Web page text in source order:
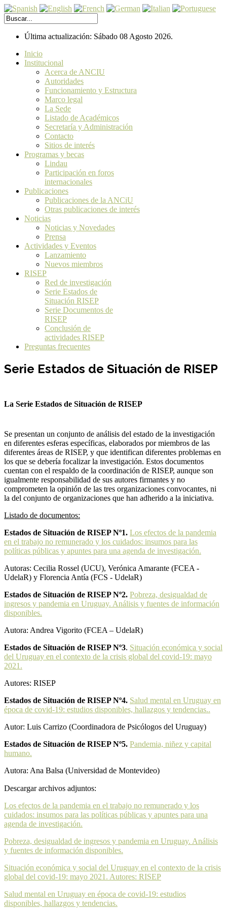
Última actualización: Sábado 08 Agosto 2026.
Inicio
Institucional
Acerca de ANCIU
Autoridades
Funcionamiento y Estructura
Marco legal
La Sede
Listado de Académicos
Secretaría y Administración
Contacto
Sitios de interés
Programas y becas
Lindau
Participación en foros
internacionales
Publicaciones
Publicaciones de la ANCiU
Otras publicaciones de interés
Noticias
Noticias y Novedades
Prensa
Actividades y Eventos
Lanzamiento
Nuevos miembros
RISEP
Red de investigación
Serie Estados de
Situación RISEP
Serie Documentos de
RISEP
Conclusión de
actividades RISEP
Preguntas frecuentes
Serie Estados de Situación de RISEP
La Serie Estados de Situación de RISEP
Se presentan un conjunto de análisis del estado de la investigación
en diferentes esferas específicas, elaborados por miembros de las
diferentes áreas de RISEP, y que identifican diferentes problemas en
los que se debería focalizar la investigación. Estos documentos
cuentan con el respaldo de la coordinación de RISEP, aunque son
igualmente responsabilidad de sus autores firmantes y no
comprometen la opinión de las tres organizaciones convocantes, ni
la del conjunto de organizaciones que han adherido a la iniciativa.
Listado de documentos:
Estados de Situación de RISEP Nº1. Los efectos de la pandemia
en el trabajo no remunerado y los cuidados: insumos para las
políticas públicas y apuntes para una agenda de investigación.
Autoras: Cecilia Rossel (UCU), Verónica Amarante (FCEA -
UdelaR) y Florencia Antía (FCS - UdelaR)
Estados de Situación de RISEP Nº2. Pobreza, desigualdad de
ingresos y pandemia en Uruguay. Análisis y fuentes de información
disponibles.
Autora: Andrea Vigorito (FCEA – UdelaR)
Estados de Situación de RISEP Nº3. Situación económica y social
del Uruguay en el contexto de la crisis global del covid-19: mayo
2021.
Autores: RISEP
Estados de Situación de RISEP Nº4. Salud mental en Uruguay en
época de covid-19: estudios disponibles, hallazgos y tendencias..
Autor: Luis Carrizo (Coordinadora de Psicólogos del Uruguay)
Estados de Situación de RISEP Nº5. Pandemia, niñez y capital
humano.
Autora: Ana Balsa (Universidad de Montevideo)
Descargar archivos adjuntos:
Los efectos de la pandemia en el trabajo no remunerado y los
cuidados: insumos para las políticas públicas y apuntes para una
agenda de investigación.
Pobreza, desigualdad de ingresos y pandemia en Uruguay. Análisis
y fuentes de información disponibles.
Situación económica y social del Uruguay en el contexto de la crisis
global del covid-19: mayo 2021. Autores: RISEP
Salud mental en Uruguay en época de covid-19: estudios
disponibles, hallazgos y tendencias.